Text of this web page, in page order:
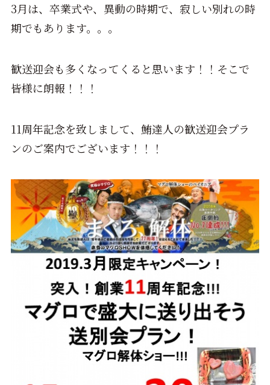
3月は、卒業式や、異動の時期で、寂しい別れの時
期でもあります。。。
歓送迎会も多くなってくると思います！！そこで
皆様に朗報！！！
11周年記念を致しまして、鮪達人の歓送迎会プラ
ンのご案内でございます！！！